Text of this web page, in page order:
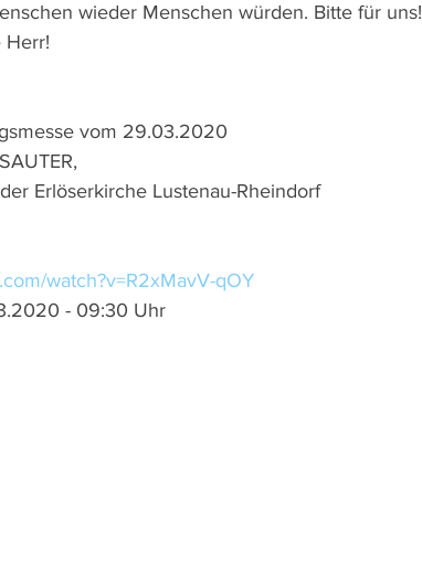
wieder Menschen würden. Bitte für uns!
Herr!
vom 29.03.2020
Erlöserkirche Lustenau-Rheindorf
watch?v=R2xMavV-qOY
- 09:30 Uhr